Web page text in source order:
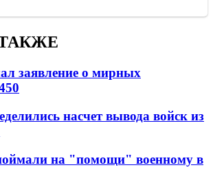
заявление о мирных
насчет вывода войск из
на "помощи" военному в